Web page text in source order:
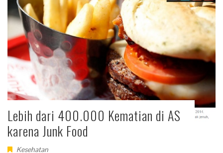
Lebih dari 400.000 Kematian di AS
karena Junk Food
Kesehatan